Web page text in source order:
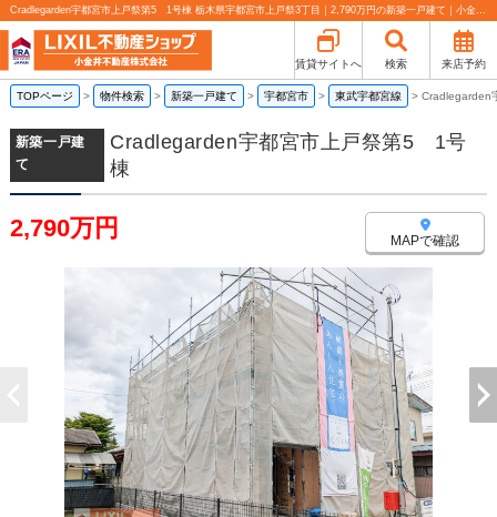
Cradlegarden宇都宮市上戸祭第5 1号棟 栃木県宇都宮市上戸祭3丁目｜2,790万円の新築一戸建て｜小金井不動産売買部 小山城東店
賃貸サイトへ 検索 来店予約
TOPページ > 物件検索 > 新築一戸建て > 宇都宮市 > 東武宇都宮線 > Cradlegarden
新築一戸建
て
Cradlegarden宇都宮市上戸祭第5 1号
棟
2,790万円 MAPで確認